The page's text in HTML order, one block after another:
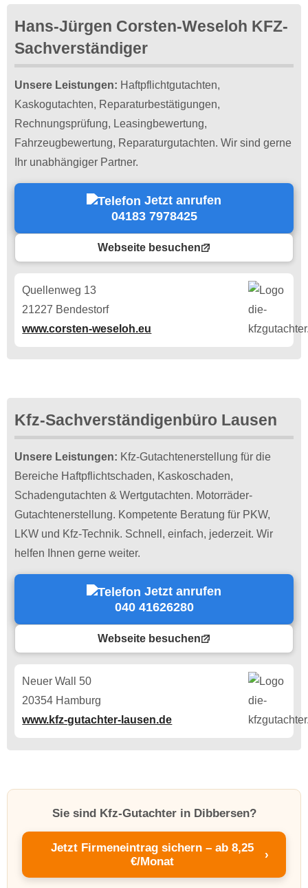
Hans-Jürgen Corsten-Weseloh KFZ-
Sachverständiger
Unsere Leistungen: Haftpflichtgutachten,
Kaskogutachten, Reparaturbestätigungen,
Rechnungsprüfung, Leasingbewertung,
Fahrzeugbewertung, Reparaturgutachten. Wir sind gerne
Ihr unabhängiger Partner.
Jetzt anrufen
04183 7978425
Webseite besuchen
Quellenweg 13
21227 Bendestorf
www.corsten-weseloh.eu
Kfz-Sachverständigenbüro Lausen
Unsere Leistungen: Kfz-Gutachtenerstellung für die
Bereiche Haftpflichtschaden, Kaskoschaden,
Schadengutachten & Wertgutachten. Motorräder-
Gutachtenerstellung. Kompetente Beratung für PKW,
LKW und Kfz-Technik. Schnell, einfach, jederzeit. Wir
helfen Ihnen gerne weiter.
Jetzt anrufen
040 41626280
Webseite besuchen
Neuer Wall 50
20354 Hamburg
www.kfz-gutachter-lausen.de
Sie sind Kfz-Gutachter in Dibbersen?
Jetzt Firmeneintrag sichern – ab 8,25
€/Monat
›